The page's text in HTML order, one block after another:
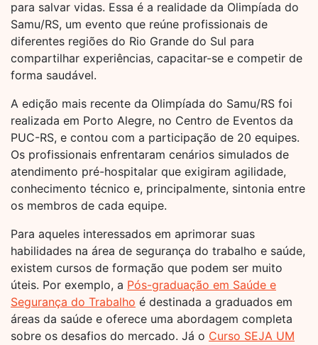
para salvar vidas. Essa é a realidade da Olimpíada do
Samu/RS, um evento que reúne profissionais de
diferentes regiões do Rio Grande do Sul para
compartilhar experiências, capacitar-se e competir de
forma saudável.
A edição mais recente da Olimpíada do Samu/RS foi
realizada em Porto Alegre, no Centro de Eventos da
PUC-RS, e contou com a participação de 20 equipes.
Os profissionais enfrentaram cenários simulados de
atendimento pré-hospitalar que exigiram agilidade,
conhecimento técnico e, principalmente, sintonia entre
os membros de cada equipe.
Para aqueles interessados em aprimorar suas
habilidades na área de segurança do trabalho e saúde,
existem cursos de formação que podem ser muito
úteis. Por exemplo, a Pós-graduação em Saúde e
Segurança do Trabalho é destinada a graduados em
áreas da saúde e oferece uma abordagem completa
sobre os desafios do mercado. Já o Curso SEJA UM